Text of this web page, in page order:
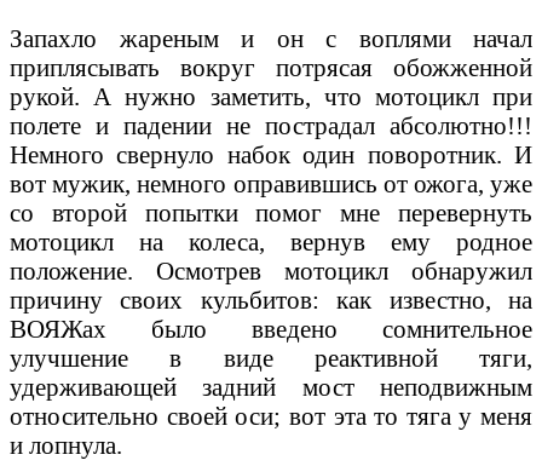
Запахло жареным и он с воплями начал
приплясывать вокруг потрясая обожженной
рукой. А нужно заметить, что мотоцикл при
полете и падении не пострадал абсолютно!!!
Немного свернуло набок один поворотник. И
вот мужик, немного оправившись от ожога, уже
со второй попытки помог мне перевернуть
мотоцикл на колеса, вернув ему родное
положение. Осмотрев мотоцикл обнаружил
причину своих кульбитов: как известно, на
ВОЯЖах было введено сомнительное
улучшение в виде реактивной тяги,
удерживающей задний мост неподвижным
относительно своей оси; вот эта то тяга у меня
и лопнула.